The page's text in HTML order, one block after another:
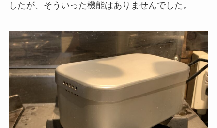
したが、そういった機能はありませんでした。